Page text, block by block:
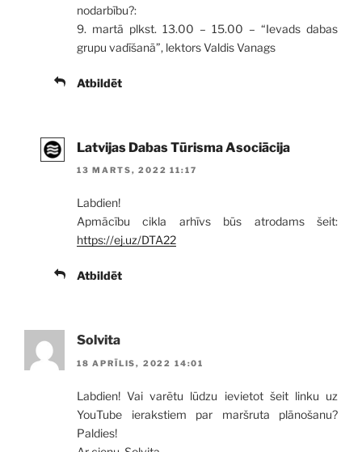
nodarbību?:
9. martā plkst. 13.00 – 15.00 – “Ievads dabas
grupu vadīšanā”, lektors Valdis Vanags
Atbildēt
Latvijas Dabas Tūrisma Asociācija
13 MARTS, 2022 11:17
Labdien!
Apmācību cikla arhīvs būs atrodams šeit:
https://ej.uz/DTA22
Atbildēt
Solvita
18 APRĪLIS, 2022 14:01
Labdien! Vai varētu lūdzu ievietot šeit linku uz
YouTube ierakstiem par maršruta plānošanu?
Paldies!